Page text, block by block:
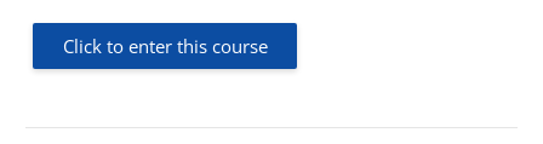
Click to enter this course